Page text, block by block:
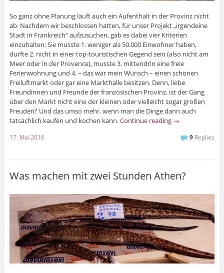
So ganz ohne Planung läuft auch ein Aufenthalt in der Provinz nicht
ab. Nachdem wir beschlossen hatten, für unser Projekt „irgendeine
Stadt in Frankreich“ aufzusuchen, gab es dabei vier Kriterien
einzuhalten: Sie musste 1. weniger als 50.000 Einwohner haben,
durfte 2. nicht in einer top-touristischen Gegend sein (also nicht am
Meer oder in der Provence), musste 3. mittendrin eine freie
Ferienwohnung und 4. – das war mein Wunsch – einen schönen
Freiluftmarkt oder gar eine Markthalle besitzen. Denn, liebe
Freundinnen und Freunde der französischen Provinz, ist der Gang
über den Markt nicht eine der kleinen oder vielleicht sogar großen
Freuden? Und das umso mehr, wenn man die Dinge dann auch
tatsächlich kaufen und kochen kann.Continue reading →
17. Mai 2016 9 Replies
Was machen mit zwei Stunden Athen?